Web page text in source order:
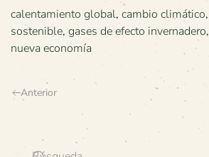
calentamiento global, cambio climático,
sostenible, gases de efecto invernadero,
nueva economía
Anterior